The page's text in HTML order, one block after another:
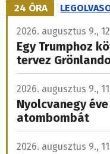
24 ÓRA
2026. augusztus 9.,
Egy Trumphoz
tervez
2026. augusztus 9.,
Nyolcvanegy
atombombát
2026. augusztus 9.,